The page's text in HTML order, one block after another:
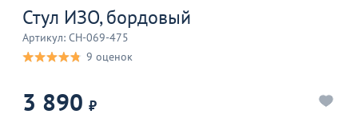
Стул ИЗО, бордовый
Артикул: CH-069-475
9 оценок
3 890 ₽